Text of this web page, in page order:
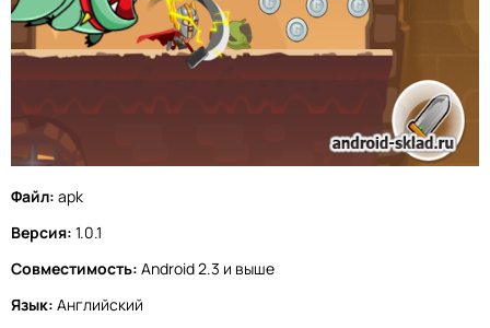
Файл: apk
Версия: 1.0.1
Совместимость: Android 2.3 и выше
Язык: Английский